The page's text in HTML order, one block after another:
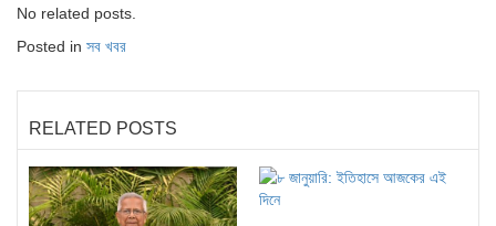
No related posts.
Posted in সব খবর
RELATED POSTS